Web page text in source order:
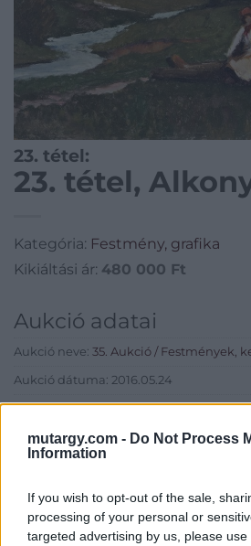
mutargy.com - Do Not Process
Information
If you wish to opt-out of the sale,
processing of your personal or
targeted advertising by us, please
23. tétel:
23. tétel,
Kategória: Festmény, grafika
Kikiáltási ár: 480 000 Ft
Aukció adatai
Aukció neve: 35. Aukció / Festmények,
Aukció dátuma: 2016.05.24
Aukció ideje: 18:00
Aukció helye: Biksady Galéria
Eladó adatai